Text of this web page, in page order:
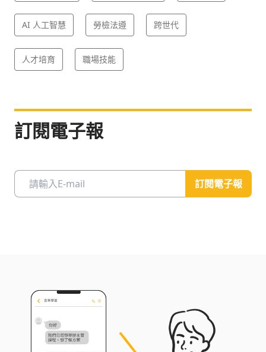
AI 人工智慧 勞檢法遵 跨世代
人才培育 職場技能
訂閱電子報
訂閱電子報